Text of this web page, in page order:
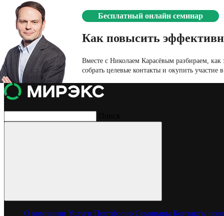
Бесплатный онлайн семинар
Как повысить
Вместе с Николаем Карасёвым разбираем, как
собрать целевые контакты и окупить участие
О компании Услуги Портфолио Семинары Контакты
2